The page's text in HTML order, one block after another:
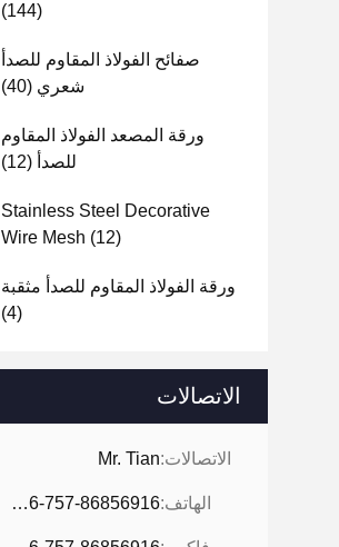
(144)
صفائح الفولاذ المقاوم للصدأ
شعري (40)
ورقة المصعد الفولاذ المقاوم
للصدأ (12)
Stainless Steel Decorative
Wire Mesh (12)
ورقة الفولاذ المقاوم للصدأ مثقبة
(4)
الاتصالات
الاتصالات:Mr. Tian
الهاتف: 0086-757-86856916